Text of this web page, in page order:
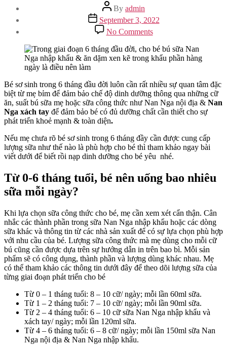
Post
author
By admin
Post
date
September 3, 2022
No Commentson
Sữa
Nan
Nga
và
nhập
khẩu
mách
sơ
sinh
bú
bao
nhiêu
khoa
học?
Bé sơ sinh trong 6 tháng đầu đời luôn cần rất nhiều sự quan tâm đặc
biệt từ mẹ bỉm để đảm bảo chế độ dinh dưỡng thông qua những cữ
ăn, suất bú sữa mẹ hoặc sữa công thức như Nan Nga nội địa & Nan
Nga xách tay để đảm bảo bé có đủ dưỡng chất cần thiết cho sự
phát triển khoẻ mạnh & toàn diện.
Nếu mẹ chưa rõ bé sơ sinh trong 6 tháng đầy cần được cung cấp
lượng sữa như thế nào là phù hợp cho bé thì tham khảo ngay bài
viết dưới để biết rồi nạp dinh dưỡng cho bé yêu nhé.
Từ 0-6 tháng tuổi, bé nên uống bao nhiêu
sữa mỗi ngày?
Khi lựa chọn sữa công thức cho bé, mẹ cần xem xét cẩn thận. Cân
nhắc các thành phần trong sữa Nan Nga nhập khẩu hoặc các dòng
sữa khác và thông tin từ các nhà sản xuất để có sự lựa chọn phù hợp
với nhu cầu của bé. Lượng sữa công thức mà mẹ dùng cho mỗi cữ
bú cũng cần được dựa trên sự hướng dẫn in trên bao bì. Mỗi sản
phẩm sẽ có công dụng, thành phần và lượng dùng khác nhau. Mẹ
có thể tham khảo các thông tin dưới đây để theo dõi lượng sữa của
từng giai đoạn phát triển cho bé
Từ 0 – 1 tháng tuổi: 8 – 10 cữ/ ngày; mỗi lần 60ml sữa.
Từ 1 – 2 tháng tuổi: 7 – 10 cữ/ ngày; mỗi lần 90ml sữa.
Từ 2 – 4 tháng tuổi: 6 – 10 cữ sữa Nan Nga nhập khẩu và
xách tay/ ngày; mỗi lần 120ml sữa.
Từ 4 – 6 tháng tuổi: 6 – 8 cữ/ ngày; mỗi lần 150ml sữa Nan
Nga nội địa & Nan Nga nhập khẩu.